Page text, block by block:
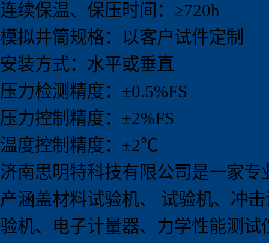
连续保温、保压时间：≥720h
模拟井筒规格：以客户试件定制
安装方式：水平或垂直
压力检测精度：±0.5%FS
压力控制精度：±2%FS
温度控制精度：±2℃
济南思明特科技有限公司是一家
产涵盖材料试验机、 试验机、冲
验机、电子计量器、力学性能测